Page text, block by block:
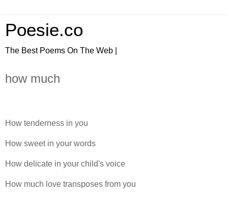
Poesie.co
The Best Poems On The Web |
how much
How tenderness in you
How sweet in your words
How delicate in your child's voice
How much love transposes from you